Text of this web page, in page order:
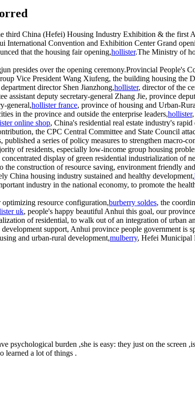
third China (Hefei) Housing Industry Exhibition & the first
Convention and Exhibition Center Grand
that the housing fair opening,hollister.The Ministry of
presides over the opening ceremony.Provincial People's
Vice President Wang Xiufeng, the building housing the
director Shen Jianzhong,hollister, director of the
deputy secretary-general Zhang Jie, province
general,hollister france, province of housing and Urban-
in the province and outside the enterprise leaders,hollister
online shop, China's residential real estate industry's
the CPC Central Committee and State Council
a series of policy measures to strengthen macro-
of residents, especially low-income group housing
display of green residential industrialization of
construction of resource saving, environment friendly
China housing industry sustained and healthy development,
industry in the national economy, to promote the
resource configuration,burberry soldes, the
uk, people's happy beautiful Anhui this goal, our
of residential, to walk out of an integration of urban
support, Anhui province people government is
and urban-rural development,mulberry, Hefei Municipal
psychological burden ,she is easy: they just on the
learned a lot of things .